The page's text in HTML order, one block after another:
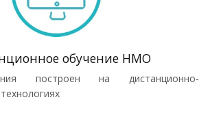
обучение НМО
построен на дистанционно-